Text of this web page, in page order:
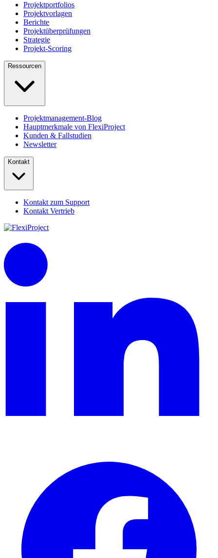
Projektportfolios
Projektvorlagen
Berichte
Projektüberprüfungen
Strategie
Projekt-Scoring
Ressourcen
Projektmanagement-Blog
Hauptmerkmale von FlexiProject
Kunden & Fallstudien
Newsletter
Kontakt
Kontakt zum Support
Kontakt Vertrieb